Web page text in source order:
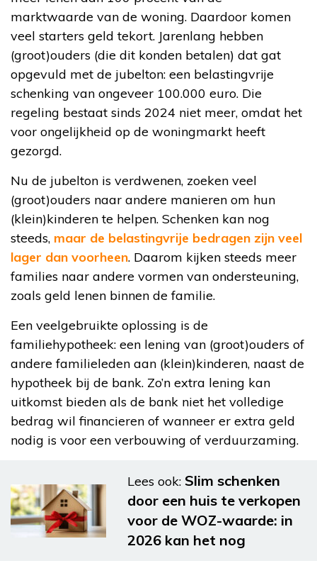
marktwaarde van de woning. Daardoor komen
veel starters geld tekort. Jarenlang hebben
(groot)ouders (die dit konden betalen) dat gat
opgevuld met de jubelton: een belastingvrije
schenking van ongeveer 100.000 euro. Die
regeling bestaat sinds 2024 niet meer, omdat het
voor ongelijkheid op de woningmarkt heeft
gezorgd.
Nu de jubelton is verdwenen, zoeken veel
(groot)ouders naar andere manieren om hun
(klein)kinderen te helpen. Schenken kan nog
steeds, maar de belastingvrije bedragen zijn veel
lager dan voorheen. Daarom kijken steeds meer
families naar andere vormen van ondersteuning,
zoals geld lenen binnen de familie.
Een veelgebruikte oplossing is de
familiehypotheek: een lening van (groot)ouders of
andere familieleden aan (klein)kinderen, naast de
hypotheek bij de bank. Zo’n extra lening kan
uitkomst bieden als de bank niet het volledige
bedrag wil financieren of wanneer er extra geld
nodig is voor een verbouwing of verduurzaming.
Lees ook: Slim schenken
door een huis te verkopen
voor de WOZ-waarde: in
2026 kan het nog